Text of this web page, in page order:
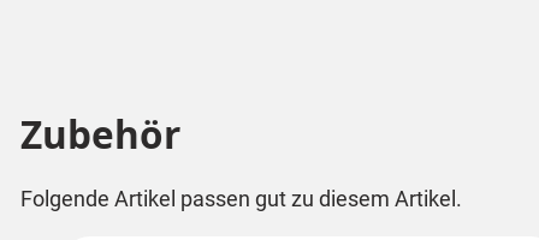
Zubehör
Folgende Artikel passen gut zu diesem Artikel.